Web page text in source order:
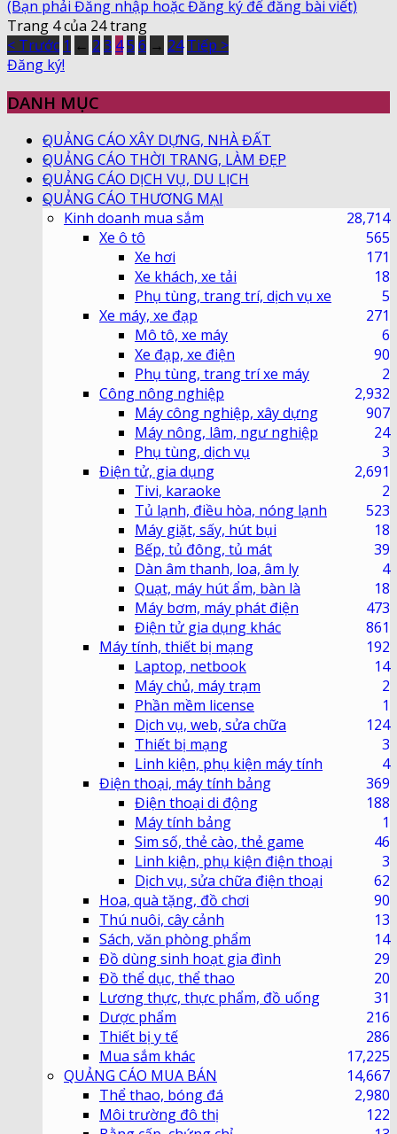
(Bạn phải Đăng nhập hoặc Đăng ký để đăng bài viết)
Trang 4 của 24 trang
< Trước 1 ← 2 3 45 6 → 24 Tiếp >
Đăng ký!
DANH MỤC
QUẢNG CÁO XÂY DỰNG, NHÀ ĐẤT
QUẢNG CÁO THỜI TRANG, LÀM ĐẸP
QUẢNG CÁO DỊCH VỤ, DU LỊCH
QUẢNG CÁO THƯƠNG MẠI
Kinh doanh mua sắm
28,714
Xe ô tô
565
Xe hơi
171
Xe khách, xe tải
18
Phụ tùng, trang trí, dịch vụ xe
5
Xe máy, xe đạp
271
Mô tô, xe máy
6
Xe đạp, xe điện
90
Phụ tùng, trang trí xe máy
2
Công nông nghiệp
2,932
Máy công nghiệp, xây dựng
907
Máy nông, lâm, ngư nghiệp
24
Phụ tùng, dịch vụ
3
Điện tử, gia dụng
2,691
Tivi, karaoke
2
Tủ lạnh, điều hòa, nóng lạnh
523
Máy giặt, sấy, hút bụi
18
Bếp, tủ đông, tủ mát
39
Dàn âm thanh, loa, âm ly
4
Quạt, máy hút ẩm, bàn là
18
Máy bơm, máy phát điện
473
Điện tử gia dụng khác
861
Máy tính, thiết bị mạng
192
Laptop, netbook
14
Máy chủ, máy trạm
2
Phần mềm license
1
Dịch vụ, web, sửa chữa
124
Thiết bị mạng
3
Linh kiện, phụ kiện máy tính
4
Điện thoại, máy tính bảng
369
Điện thoại di động
188
Máy tính bảng
1
Sim số, thẻ cào, thẻ game
46
Linh kiện, phụ kiện điện thoại
3
Dịch vụ, sửa chữa điện thoại
62
Hoa, quà tặng, đồ chơi
90
Thú nuôi, cây cảnh
13
Sách, văn phòng phẩm
14
Đồ dùng sinh hoạt gia đình
29
Đồ thể dục, thể thao
20
Lương thực, thực phẩm, đồ uống
31
Dược phẩm
216
Thiết bị y tế
286
Mua sắm khác
17,225
QUẢNG CÁO MUA BÁN
14,667
Thể thao, bóng đá
2,980
Môi trường đô thị
122